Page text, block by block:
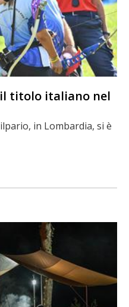
titolo italiano nel
in Lombardia, si è